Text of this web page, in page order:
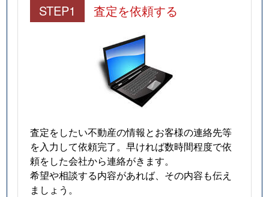
STEP1 査定を依頼する
査定をしたい不動産の情報とお客様の連絡先等
を入力して依頼完了。早ければ数時間程度で依
頼をした会社から連絡がきます。
希望や相談する内容があれば、その内容も伝え
ましょう。